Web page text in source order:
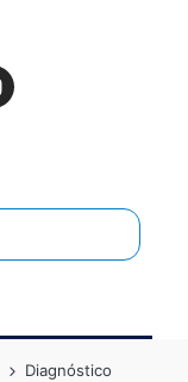
Diagnóstico